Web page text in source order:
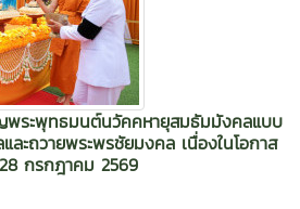
พระพุทธมนต์นวัคคหายุสมธัมมังคลแบบ
ละถวายพระพรชัยมงคล เนื่องในโอกาส
กรกฎาคม 2569